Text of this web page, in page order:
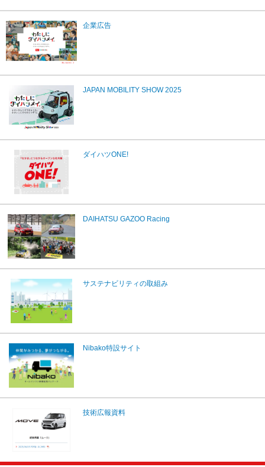
企業広告
JAPAN MOBILITY SHOW 2025
ダイハツONE!
DAIHATSU GAZOO Racing
サステナビリティの取組み
Nibako特設サイト
技術広報資料